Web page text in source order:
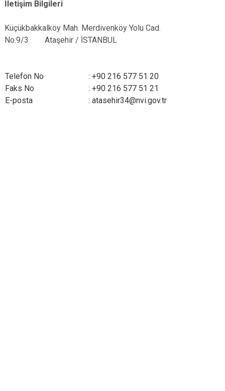
İletişim Bilgileri
Küçükbakkalköy Mah. Merdivenköy Yolu Cad.
No:9/3 Ataşehir / İSTANBUL
Telefon No
: +90 216 577 51 20
Faks No
: +90 216 577 51 21
E-posta
: atasehir34@nvi.gov.tr